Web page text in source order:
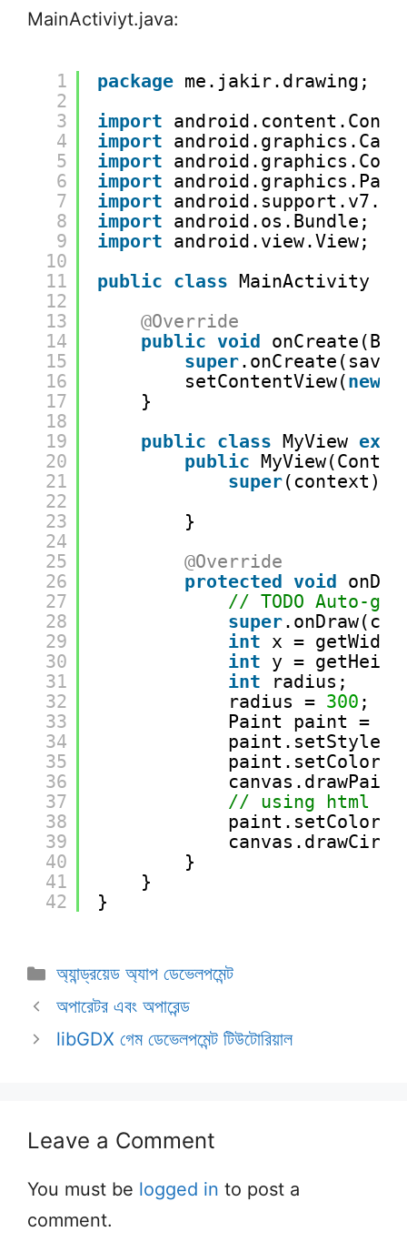
MainActiviyt.java:
1
2
3
4
5
6
7
8
9
10
11
12
13
14
15
16
17
18
19
20
21
22
23
24
25
26
27
28
29
30
31
32
33
34
35
36
37
38
39
40
41
42
package me.jakir.drawing;
import
import
import
import
import
import android.os.Bundle;
import android.view.View;
public class MainActivity
@Override
public void
super
setContentView(new
}
public class MyView
public
super(context);
}
@Override
protected void
// TODO Auto-
super
int x =
int y =
int
radius;
radius = 300 ;
Paint paint =
// using html
}
}
}
Categories
অ্যান্ড্রয়েড অ্যাপ ডেভেলপমেন্ট
অপারেটর এবং অপারেন্ড
libGDX গেম ডেভেলপমেন্ট টিউটোরিয়াল
Leave a Comment
You must be logged in to post a
comment.